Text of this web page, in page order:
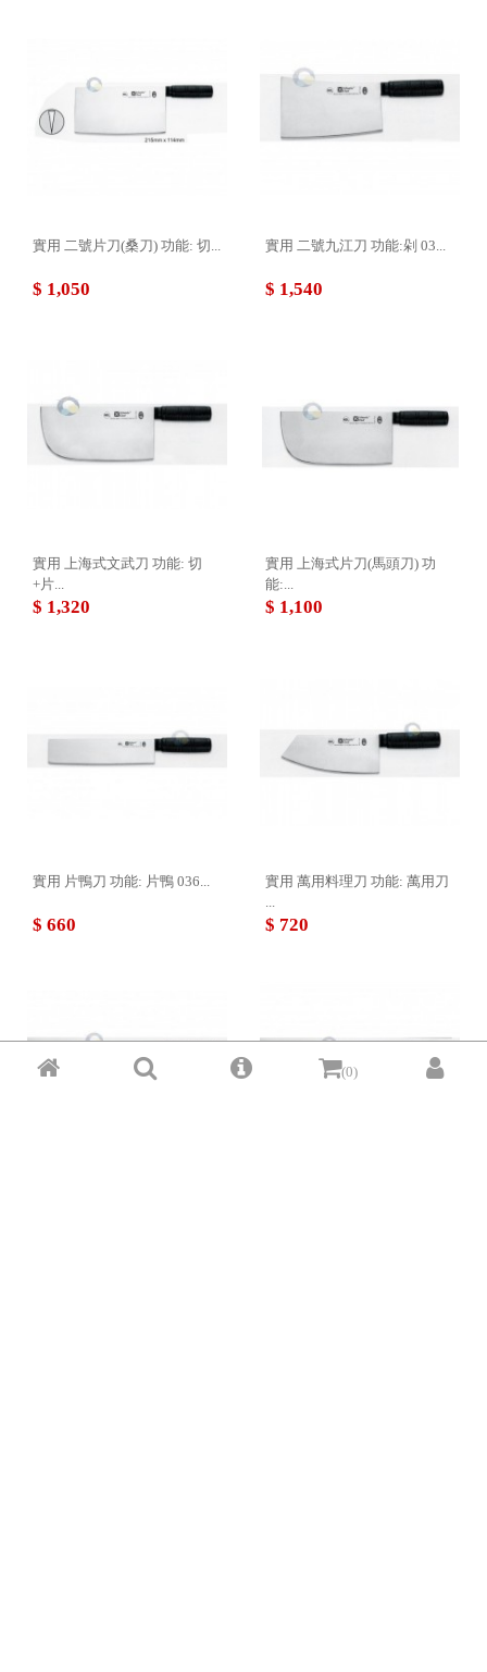
(0)
實用 二號片刀(桑刀) 功能: 切...
$ 1,050
實用 二號九江刀 功能:剁 03...
$ 1,540
實用 上海式文武刀 功能: 切
+片...
$ 1,320
實用 上海式片刀(馬頭刀) 功
能:...
$ 1,100
實用 片鴨刀 功能: 片鴨 036...
$ 660
實用 萬用料理刀 功能: 萬用刀
...
$ 720